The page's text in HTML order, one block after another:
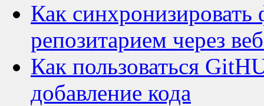
Как
репозитарием через
Как пользоваться
добавление кода